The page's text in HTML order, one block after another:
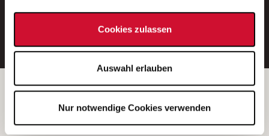
Cookies zulassen
Auswahl erlauben
Nur notwendige Cookies verwenden
E-Mail-Adresse eintragen
Betreiber der Webseite
Garitz Bewirtschaftungsbetriebe GmbH
Kantstraße 45a